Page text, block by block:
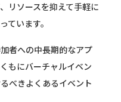
リソースを抑えて手軽に
ています。
者への中長期的なアプ
もにバーチャルイベン
べきよくあるイベント